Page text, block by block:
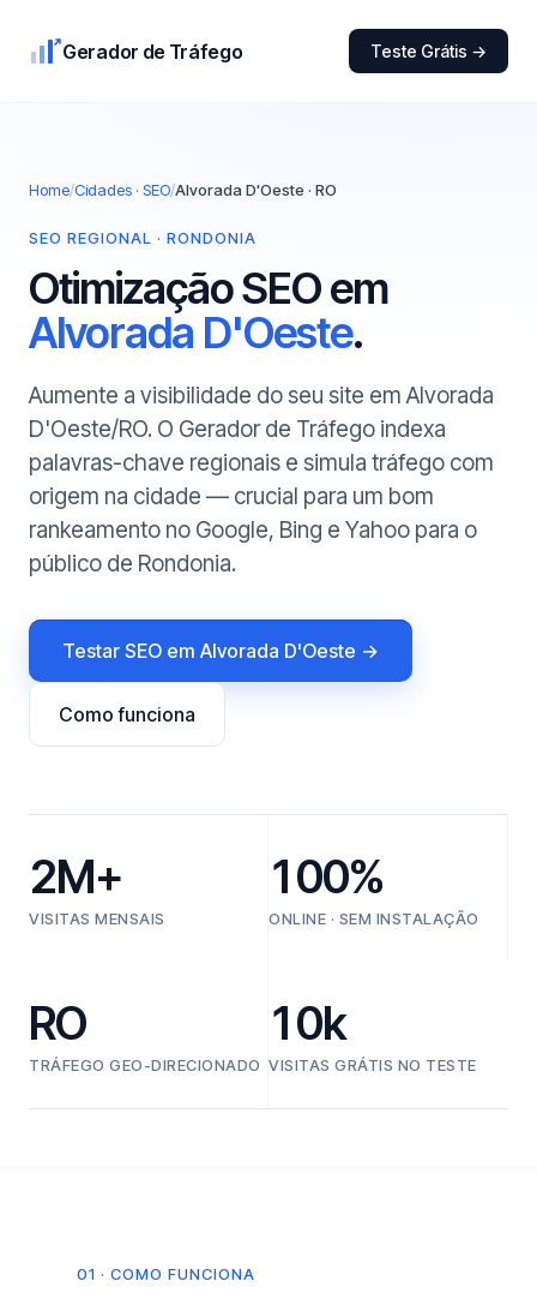
Gerador de Tráfego Teste Grátis →
Home/Cidades · SEO/Alvorada D'Oeste · RO
SEO REGIONAL · RONDONIA
Otimização SEO em
Alvorada D'Oeste.
Aumente a visibilidade do seu site em Alvorada
D'Oeste/RO. O Gerador de Tráfego indexa
palavras-chave regionais e simula tráfego com
origem na cidade — crucial para um bom
rankeamento no Google, Bing e Yahoo para o
público de Rondonia.
Testar SEO em Alvorada D'Oeste →
Como funciona
2M+
VISITAS MENSAIS
100%
ONLINE · SEM INSTALAÇÃO
RO
TRÁFEGO GEO-DIRECIONADO
10k
VISITAS GRÁTIS NO TESTE
01 · COMO FUNCIONA